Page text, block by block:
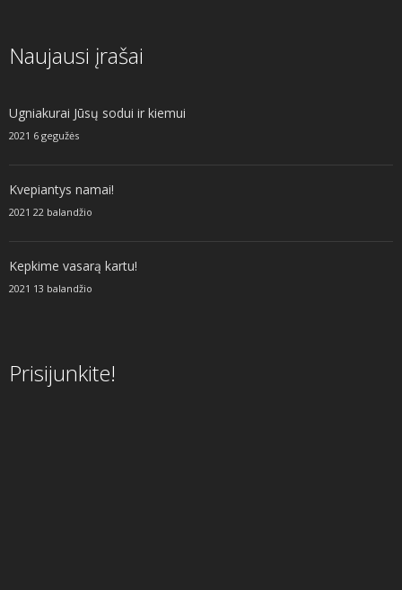
Naujausi įrašai
Ugniakurai Jūsų sodui ir kiemui
2021 6 gegužės
Kvepiantys namai!
2021 22 balandžio
Kepkime vasarą kartu!
2021 13 balandžio
Prisijunkite!